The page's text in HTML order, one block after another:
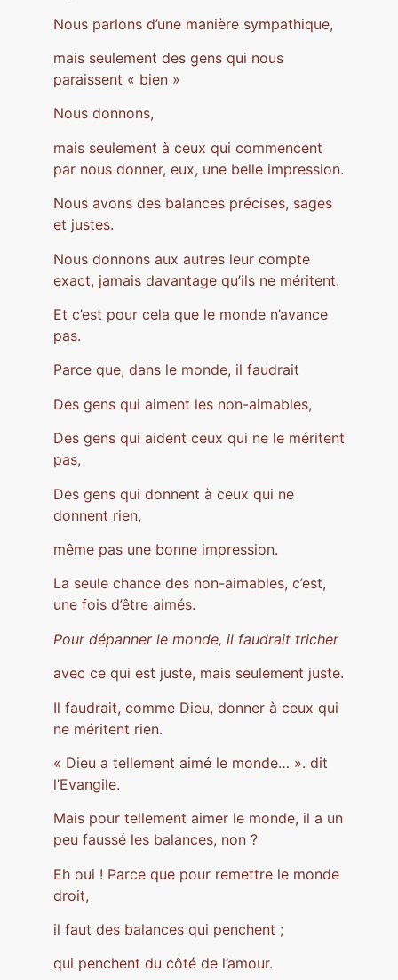
Nous parlons d’une manière sympathique,
mais seulement des gens qui nous
paraissent « bien »
Nous donnons,
mais seulement à ceux qui commencent
par nous donner, eux, une belle impression.
Nous avons des balances précises, sages
et justes.
Nous donnons aux autres leur compte
exact, jamais davantage qu’ils ne méritent.
Et c’est pour cela que le monde n’avance
pas.
Parce que, dans le monde, il faudrait
Des gens qui aiment les non-aimables,
Des gens qui aident ceux qui ne le méritent
pas,
Des gens qui donnent à ceux qui ne
donnent rien,
même pas une bonne impression.
La seule chance des non-aimables, c’est,
une fois d’être aimés.
Pour dépanner le monde, il faudrait tricher
avec ce qui est juste, mais seulement juste.
Il faudrait, comme Dieu, donner à ceux qui
ne méritent rien.
« Dieu a tellement aimé le monde… ». dit
l’Evangile.
Mais pour tellement aimer le monde, il a un
peu faussé les balances, non ?
Eh oui ! Parce que pour remettre le monde
droit,
il faut des balances qui penchent ;
qui penchent du côté de l’amour.